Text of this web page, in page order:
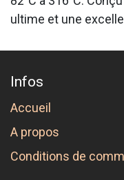
ultime et une
Infos
Accueil
A propos
Conditions de